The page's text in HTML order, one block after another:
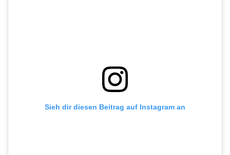
Sieh dir diesen Beitrag auf Instagram an